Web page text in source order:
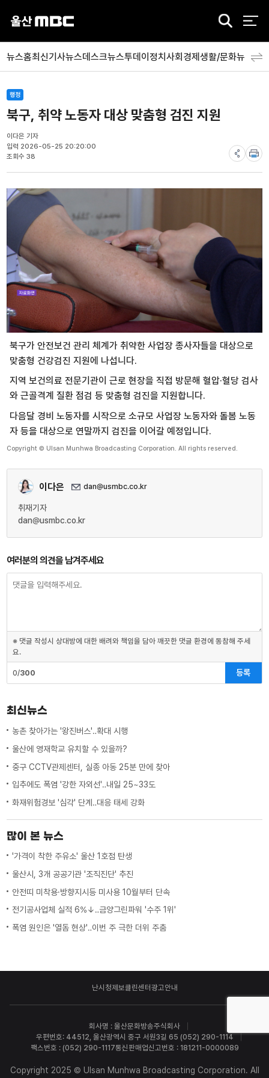
검
뉴스홈최신기사뉴스데스크뉴스투데이정치사회경제생활/문화뉴스특
행정
북구, 취약 노동자 대상 맞춤형 검진 지원
이다은 기자
입력 2026-05-25 20:20:00
조회수 38
북구가 안전보건 관리 체계가 취약한 사업장 종사자들을 대상으로
맞춤형 건강검진 지원에 나섭니다.
지역 보건의료 전문기관이 근로 현장을 직접 방문해 혈압·혈당 검사
와 근골격계 질환 점검 등 맞춤형 검진을 지원합니다.
다음달 경비 노동자를 시작으로 소규모 사업장 노동자와 돌봄 노동
자 등을 대상으로 연말까지 검진을 이어갈 예정입니다.
Copyright © Ulsan Munhwa Broadcasting Corporation. All rights reserved.
이다은 dan@usmbc.co.kr
취재기자
dan@usmbc.co.kr
여러분의 의견을 남겨주세요
※ 댓글 작성시 상대방에 대한 배려와 책임을 담아 깨끗한 댓글 환경에 동참해 주세
요.
0/300 등록
최신뉴스
농촌 찾아가는 '왕진버스'‥확대 시행
울산에 영재학교 유치할 수 있을까?
중구 CCTV관제센터, 실종 아동 25분 만에 찾아
입추에도 폭염 '강한 자외선'‥내일 25~33도
화재위험경보 '심각' 단계‥대응 태세 강화
많이 본 뉴스
'가격이 착한 주유소' 울산 1호점 탄생
울산시, 3개 공공기관 '조직진단' 추진
안전띠 미착용·방향지시등 미사용 10월부터 단속
전기공사업체 실적 6%↓‥금양그린파워 '수주 1위'
폭염 원인은 '열돔 현상'‥이번 주 극한 더위 주춤
난시청제보클린센터광고안내
회사명 : 울산문화방송주식회사
우편번호: 44512, 울산광역시 중구 서원3길 65 (052) 290-1114
팩스번호 : (052) 290-1117통신판매업신고번호 : 181211-0000089
Copyright 2025 © Ulsan Munhwa Broadcasting Corporation. All